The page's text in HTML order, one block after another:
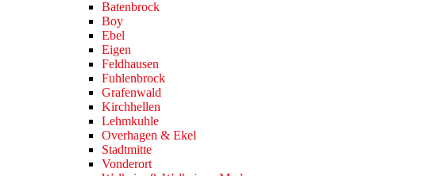
Batenbrock
Boy
Ebel
Eigen
Feldhausen
Fuhlenbrock
Grafenwald
Kirchhellen
Lehmkuhle
Overhagen & Ekel
Stadtmitte
Vonderort